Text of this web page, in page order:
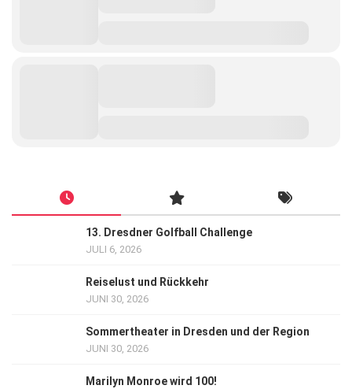
13. Dresdner Golfball Challenge
JULI 6, 2026
Reiselust und Rückkehr
JUNI 30, 2026
Sommertheater in Dresden und der Region
JUNI 30, 2026
Marilyn Monroe wird 100!